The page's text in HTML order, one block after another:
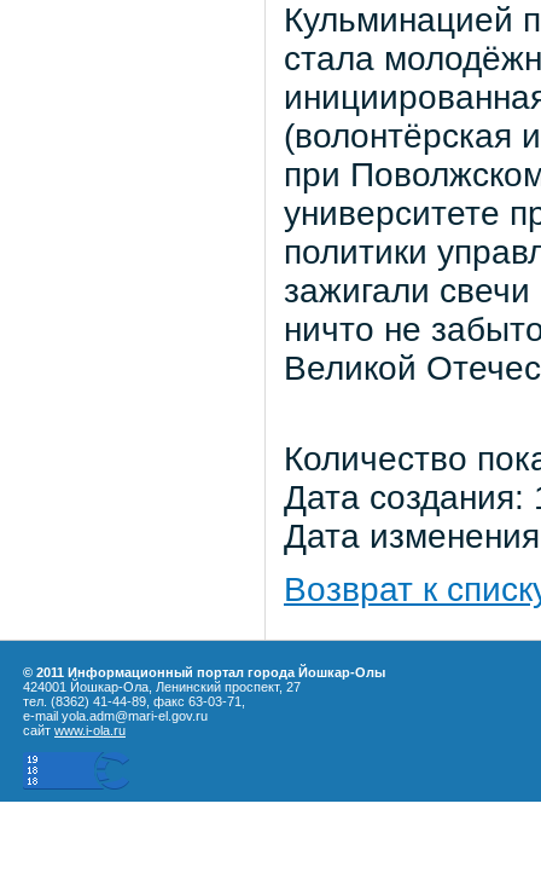
Кульминацией
стала
(волонтёрская
при
университете
политики
зажигали
ничто не
Великой
Количество
Дата
Дата
Возврат к
© 2011 Информационный портал города Йошкар-Олы
424001 Йошкар-Ола, Ленинский проспект, 27
тел. (8362) 41-44-89, факс 63-03-71,
e-mail yola.adm@mari-el.gov.ru
сайт www.i-ola.ru